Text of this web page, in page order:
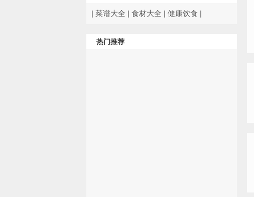
| 菜谱大全 | 食材大全 | 健康饮食 |
热门推荐